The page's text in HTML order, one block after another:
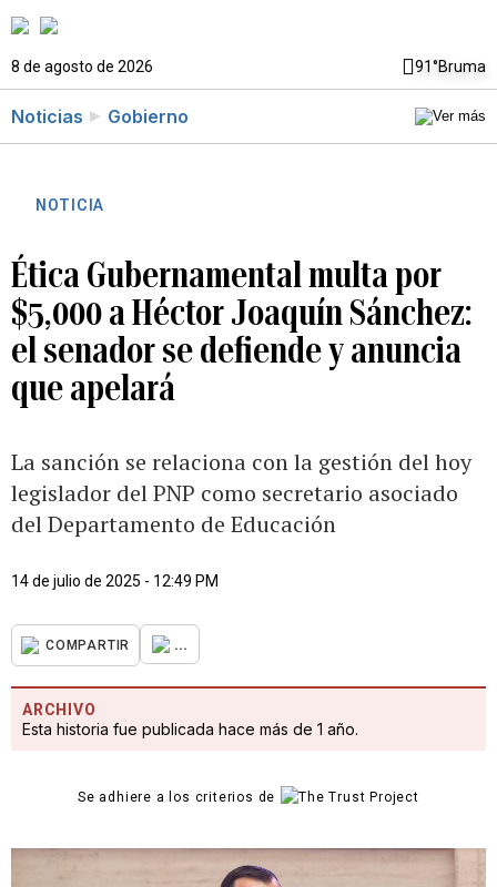
8 de agosto de 2026 91°Bruma
Noticias Gobierno
NOTICIA
Ética Gubernamental multa por
$5,000 a Héctor Joaquín Sánchez:
el senador se defiende y anuncia
que apelará
La sanción se relaciona con la gestión del hoy
legislador del PNP como secretario asociado
del Departamento de Educación
14 de julio de 2025 - 12:49 PM
COMPARTIR ...
ARCHIVO
Esta historia fue publicada hace más de 1 año.
Se adhiere a los criterios de